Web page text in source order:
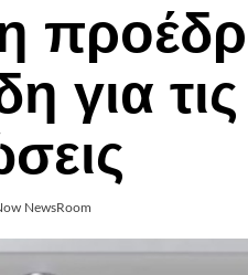
για
NewsRoom